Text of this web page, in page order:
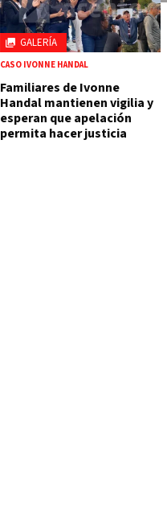
GALERÍA
CASO IVONNE HANDAL
Familiares de Ivonne
Handal mantienen vigilia y
esperan que apelación
permita hacer justicia